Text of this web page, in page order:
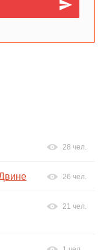
28 чел.
26 чел.
21 чел.